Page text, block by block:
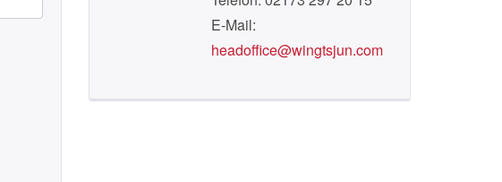
E-Mail:
headoffice@wingtsjun.com